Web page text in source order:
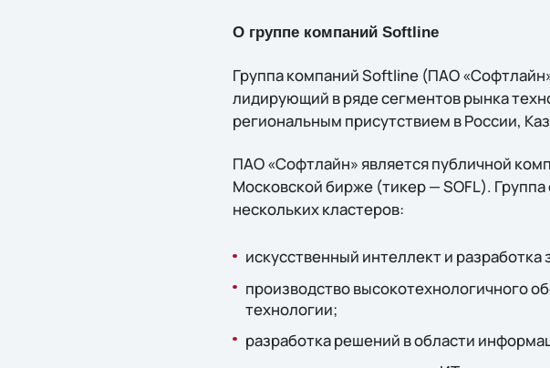
О группе компаний Softline
Группа компаний Softline (ПАО
лидирующий в ряде сегментов рынка
региональным присутствием в России,
ПАО «Софтлайн» является публичной
Московской бирже (тикер — SOFL).
нескольких кластеров:
искусственный интеллект и
производство высокотехнологичного
технологии;
разработка решений в области